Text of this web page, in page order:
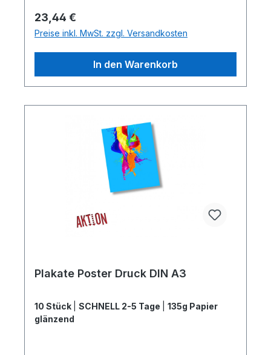
Regulärer Preis:
23,44 €
Preise inkl. MwSt. zzgl. Versandkosten
In den Warenkorb
Plakate Poster Druck DIN A3
10 Stück SCHNELL 2-5 Tage
135g Papier
glänzend